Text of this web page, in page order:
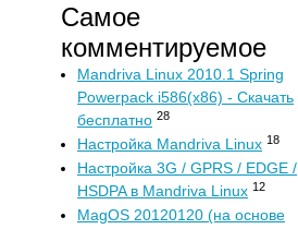
Самое
комментируемое
Mandriva Linux 2010.1 Spring
Powerpack i586(x86) - Скачать
бесплатно 28
Настройка Mandriva Linux 18
Настройка 3G / GPRS / EDGE /
HSDPA в Mandriva Linux 12
MagOS 20120120 (на основе